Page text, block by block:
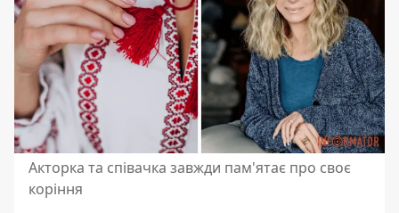
Акторка та співачка завжди пам'ятає про своє
коріння